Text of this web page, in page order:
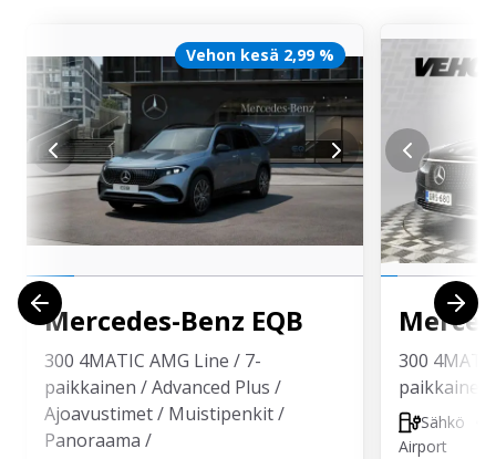
Vehon kesä 2,99 %
Mercedes-Benz EQB
300 4MATIC AMG Line / 7-
paikkainen / Advanced Plus /
Ajoavustimet / Muistipenkit /
Panoraama /
300
paikkainen!
Sähkö
Airport